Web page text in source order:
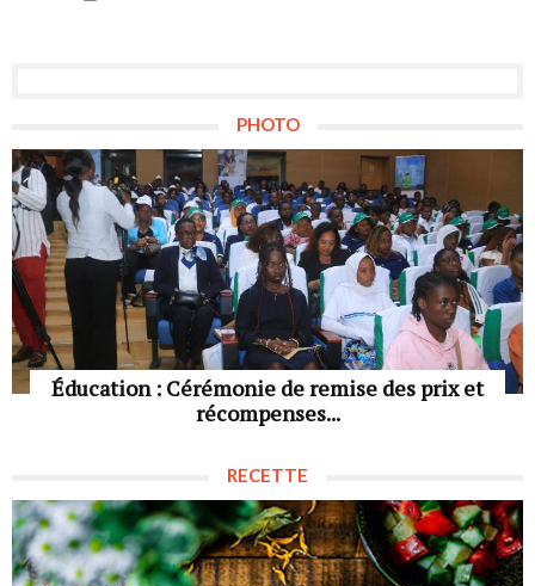
PHOTO
Éducation : Cérémonie de remise des prix et
récompenses...
RECETTE